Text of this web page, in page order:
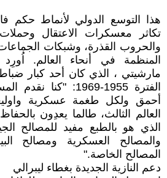
هذا التوسع الدولي لأنماط حكم
تكاثر معسكرات الاعتقال
والحروب القذرة، وشبكات
المنظمة في أنحاء العالم.
مارشيتي ، الذي كان أحد كبار
الفترة 1955-1969: "كنا
أحمق ولكل طغمة عسكرية
العالم الثالث، طالما يعدِون
الذي هو بالطبع مفيد للمصالح
والمصالح العسكرية ومصالح
المصالح الخاصة."
دعم النازية الجديدة بغطاء ليبرالي